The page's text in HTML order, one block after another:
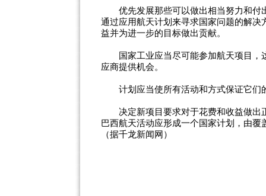
优先发展那些可以做出相当努力和付
通过应用航天计划来寻求国家问题的解
益并为进一步的目标做出贡献。
国家工业应当尽可能参加航天项目，
应商提供机会。
计划应当使所有活动和方式保证它们
决定新项目要求对于花费和收益做出
巴西航天活动应形成一个国家计划，由
（据千龙新闻网）